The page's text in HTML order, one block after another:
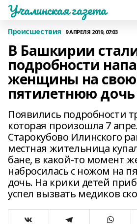
Учалинская газета
Происшествия 9 АПРЕЛЯ 2019, 07:03
В Башкирии
подробности
женщины на свою
пятилетнюю дочь
Появились подробности
которая произошла 7
Старокубово Илинского
местная жительница
бане, в какой-то момент
набросилась с ножом на
дочь. На крики детей
успел вызвать медиков